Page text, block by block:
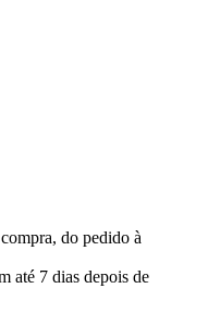
do pedido à
até 7 dias depois de